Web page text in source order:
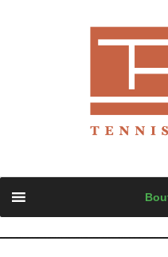
content